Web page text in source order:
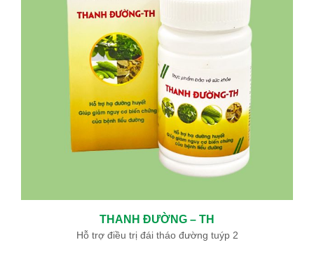
THANH ĐƯỜNG – TH
Hỗ trợ điều trị đái tháo đường tuýp 2